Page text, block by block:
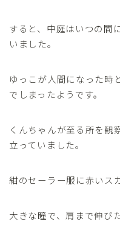
すると、中庭はいつの間
いました。
ゆっこが人間になった時
でしまったようです。
くんちゃんが至る所を観
立っていました。
紺のセーラー服に赤いスカ
大きな瞳で、肩まで伸び